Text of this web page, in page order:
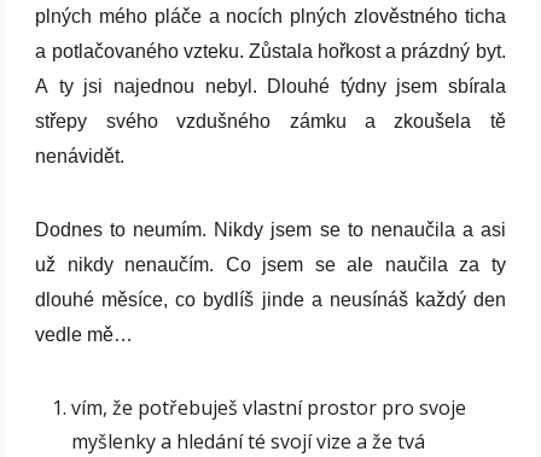
plných mého pláče a nocích plných zlověstného ticha
a potlačovaného vzteku. Zůstala hořkost a prázdný byt.
A ty jsi najednou nebyl. Dlouhé týdny jsem sbírala
střepy svého vzdušného zámku a zkoušela tě
nenávidět.
Dodnes to neumím. Nikdy jsem se to nenaučila a asi
už nikdy nenaučím. Co jsem se ale naučila za ty
dlouhé měsíce, co bydlíš jinde a neusínáš každý den
vedle mě…
vím, že potřebuješ vlastní prostor pro svoje
myšlenky a hledání té svojí vize a že tvá